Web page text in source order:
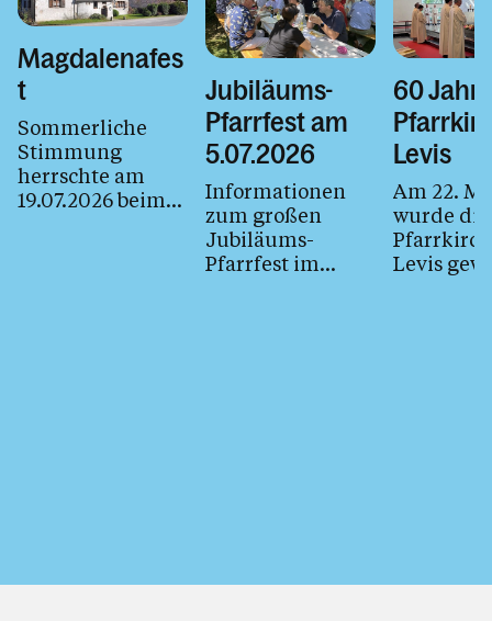
Personen
Magdalenafes
t
Sommerliche
Stimmung
herrschte am
19.07.2026 beim
Jubiläums-
Pfarrfest am
5.07.2026
Informationen
zum großen
Jubiläums-
Pfarrfest im
60 Jahre
Levis
Am 22.
wurde
Levis